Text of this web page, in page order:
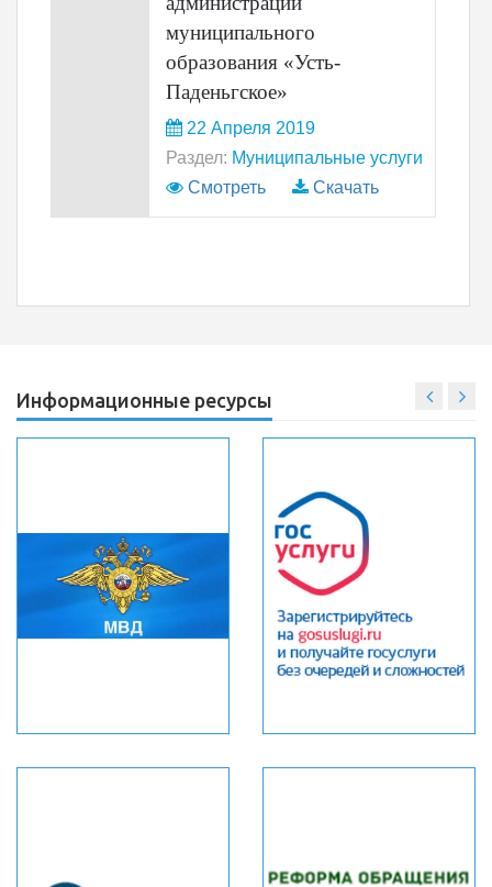
муниципального
образования «Усть-
Паденьгское»
22 Апреля 2019
Раздел: Муниципальные услуги
Смотреть
Скачать
Информационные ресурсы